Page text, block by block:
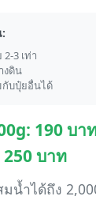
3 เท่า
งดิน
กับปุ๋ยอื่นได้
190 บ
250 บาท
มน้ำได้ถึง